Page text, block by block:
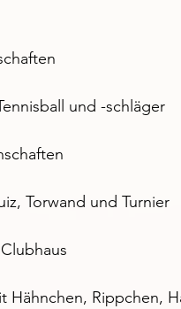
und -schläger
Torwand und Turnier
Hähnchen, Rippchen,